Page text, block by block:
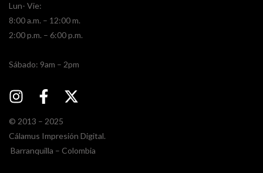
Lun- Vie:
8:00 a.m. – 12:00 m.
2:00 p.m. – 6:00 p.m.
​​Sábado: 9am – 2pm
© 2013 – 2025
Cálamus Impresión Digital.
Barranquilla – Colombia